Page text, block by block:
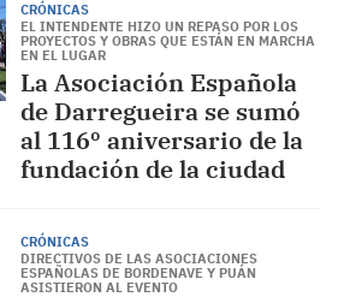
CRÓNICAS
EL INTENDENTE HIZO UN REPASO POR LOS
PROYECTOS Y OBRAS QUE ESTÁN EN MARCHA
EN EL LUGAR
La Asociación Española
de Darregueira se sumó
al 116º aniversario de la
fundación de la ciudad
CRÓNICAS
DIRECTIVOS DE LAS ASOCIACIONES
ESPAÑOLAS DE BORDENAVE Y PUÁN
ASISTIERON AL EVENTO